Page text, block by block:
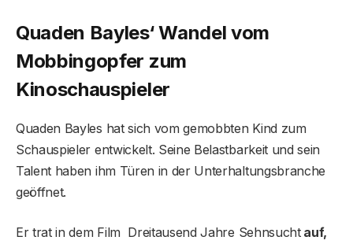
Quaden Bayles‘ Wandel vom
Mobbingopfer zum
Kinoschauspieler
Quaden Bayles hat sich vom gemobbten Kind zum
Schauspieler entwickelt. Seine Belastbarkeit und sein
Talent haben ihm Türen in der Unterhaltungsbranche
geöffnet.
Er trat in dem Film Dreitausend Jahre Sehnsuchtauf,